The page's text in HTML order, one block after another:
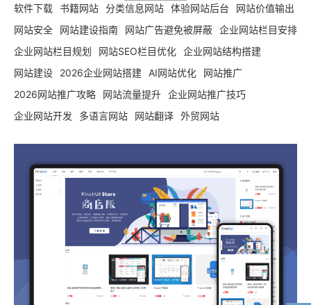
软件下载 书籍网站 分类信息网站 体验网站后台
网站价值输出
网站安全
网站建设指南 网站广告避免被屏蔽 企业网站栏目安排
企业网站栏目规划
网站SEO栏目优化 企业网站结构搭建
网站建设
2026企业网站搭建 AI网站优化
网站推广
2026网站推广攻略
网站流量提升 企业网站推广技巧
企业网站开发
多语言网站 网站翻译 外贸网站